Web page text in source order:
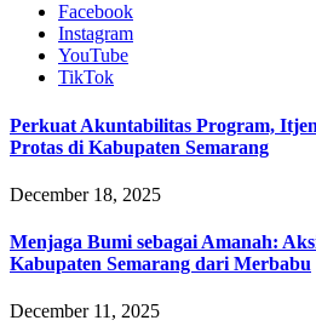
Facebook
Instagram
YouTube
TikTok
Perkuat Akuntabilitas Program,
Protas di Kabupaten Semarang
December 18, 2025
Menjaga Bumi sebagai Amanah:
Kabupaten Semarang dari Merbabu
December 11, 2025